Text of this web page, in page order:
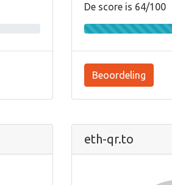
De score is 64/100
Beoordeling
eth-qr.to